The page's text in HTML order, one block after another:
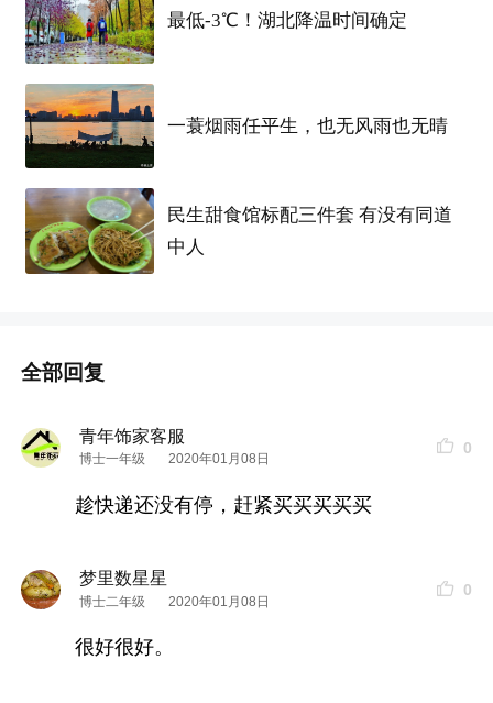
二天早上白天起来轻松擦除，真的！炒鸡给
力！！！
最低-3℃！湖北降温时间确定
一蓑烟雨任平生，也无风雨也无晴
民生甜食馆标配三件套 有没有同道
中人
全部回复
青年饰家客服
博士一年级 2020年01月08日
0
趁快递还没有停，赶紧买买买买买
梦里数星星
博士二年级 2020年01月08日
0
很好很好。